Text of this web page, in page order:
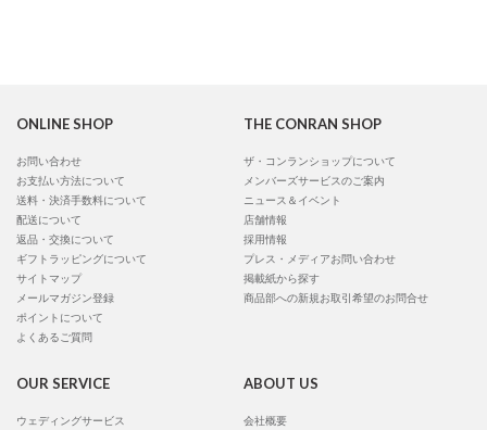
ONLINE SHOP
お問い合わせ
お支払い方法について
送料・決済手数料について
配送について
返品・交換について
ギフトラッピングについて
サイトマップ
メールマガジン登録
ポイントについて
よくあるご質問
THE CONRAN SHOP
ザ・コンランショップについて
メンバーズサービスのご案内
ニュース＆イベント
店舗情報
採用情報
プレス・メディアお問い合わせ
掲載紙から探す
商品部への新規お取引希望のお問合せ
OUR SERVICE
ウェディングサービス
ABOUT US
会社概要